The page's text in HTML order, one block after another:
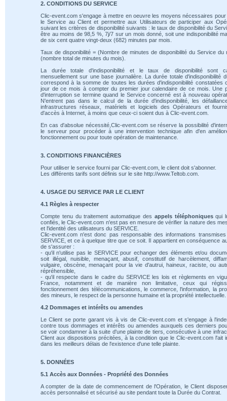
2. CONDITIONS DU SERVICE
Clic-event.com s'engage à mettre en oeuvre les moyens nécessaires pour
le Service au Client et permettre aux Utilisateurs de participer aux
suivant les critères de disponibilité suivants : le taux de disponibilité du
être au moins de 98,5 %, 7j/7 sur un mois donné, soit une indisponibilité
de six cent quatre vingt-deux (682) minutes par mois.
Taux de disponibilité = (Nombre de minutes de disponibilité du Service du
(nombre total de minutes du mois).
La durée totale d'indisponibilité et le taux de disponibilité sont
mensuellement sur une base journalière. La durée totale d'indisponibilité
correspond à la somme de toutes les durées d'indisponibilité constatées
jour de ce mois à compter du premier jour calendaire de ce mois. Une
d'interruption se termine quand le Service concerné est à nouveau
N'entrent pas dans le calcul de la durée d'indisponibilité, les
infrastructures réseaux, matériels et logiciels des Opérateurs et
d'accès à Internet, à moins que ceux-ci soient dus à Clic-event.com.
En cas d'absolue nécessité,Clic-event.com se réserve la possibilité
le serveur pour procéder à une intervention technique afin d'en
fonctionnement ou pour toute opération de maintenance.
3. CONDITIONS FINANCIÈRES
Pour utiliser le service fourni par Clic-event.com, le client doit s'abonner.
Les différents tarifs sont définis sur le site http://www.Teltob.com.
4. USAGE DU SERVICE PAR LE CLIENT
4.1 Règles à respecter
Compte tenu du traitement automatique des appels téléphoniquesqui
confiés, le Clic-event.com n'est pas en mesure de vérifier la nature des
et l'identité des utilisateurs du SERVICE.
Clic-event.com n'est donc pas responsable des informations
SERVICE, et ce à quelque titre que ce soit. Il appartient en conséquence
de s'assurer :
- qu'il n'utilise pas le SERVICE pour echanger des éléments et/ou
soit illégal, nuisible, menaçant, abusif, constitutif de harcèlement,
vulgaire, obscène, menaçant pour la vie d'autrui, haineux, raciste, ou
répréhensible,
- qu'il respecte dans le cadre du SERVICE les lois et règlements en
France, notamment et de manière non limitative, ceux qui
fonctionnement des télécommunications, le commerce, l'information, la
des mineurs, le respect de la personne humaine et la propriété intellectuelle.
4.2 Dommages et intérêts ou amendes
Le Client se porte garant vis à vis de Clic-event.com et s'engage à
contre tous dommages et intérêts ou amendes auxquels ces derniers
se voir condamner à la suite d'une plainte de tiers, consécutive à une
Client aux dispositions précitées, à la condition que le Clic-event.com l'ait
dans les meilleurs délais de l'existence d'une telle plainte.
5. DONNÉES
5.1 Accès aux Données - Propriété des Données
A compter de la date de commencement de l'Opération, le Client
accès personnalisé et sécurisé au site pendant toute la Durée du Contrat.